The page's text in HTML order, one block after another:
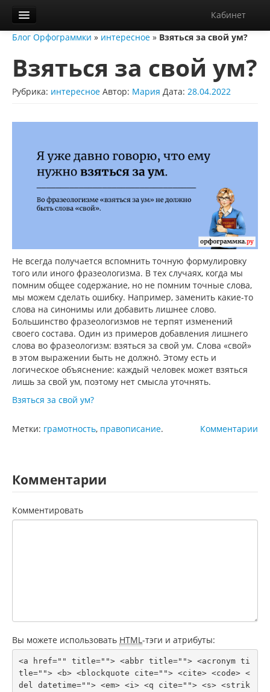
Кабинет
Орфограммка
Библиотека
Блог
Справка
Блог Орфограммки » интересное » Взяться за свой ум?
Взяться за свой ум?
Рубрика: интересное Автор: Мария Дата: 28.04.2022
Не всегда получается вспомнить точную формулировку
того или иного фразеологизма. В тех случаях, когда мы
помним общее содержание, но не помним точные слова,
мы можем сделать ошибку. Например, заменить какие-то
слова на синонимы или добавить лишнее слово.
Большинство фразеологизмов не терпят изменений
своего состава. Один из примеров добавления лишнего
слова во фразеологизм: взяться за свой ум. Слова «свой»
в этом выражении быть не должно́. Этому есть и
логическое объяснение: каждый человек может взяться
лишь за свой ум, поэтому нет смысла уточнять.
Взяться за свой ум?
Комментарии
Метки: грамотность, правописание.
Комментарии
Комментировать
Вы можете использовать HTML -тэги и атрибуты:
<a href="" title=""> <abbr title=""> <acronym ti
tle=""> <b> <blockquote cite=""> <cite> <code> <
del datetime=""> <em> <i> <q cite=""> <s> <strik